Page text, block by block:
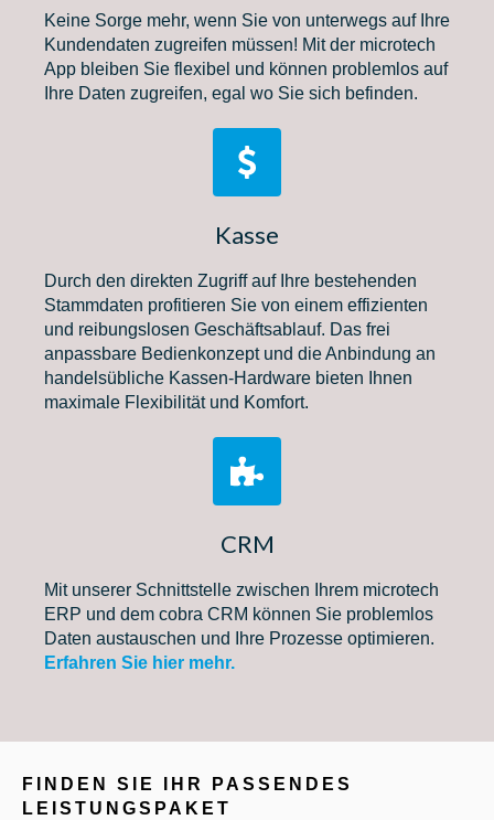
Keine Sorge mehr, wenn Sie von unterwegs auf Ihre
Kundendaten zugreifen müssen! Mit der microtech
App bleiben Sie flexibel und können problemlos auf
Ihre Daten zugreifen, egal wo Sie sich befinden.
Kasse
Durch den direkten Zugriff auf Ihre bestehenden
Stammdaten profitieren Sie von einem effizienten
und reibungslosen Geschäftsablauf. Das frei
anpassbare Bedienkonzept und die Anbindung an
handelsübliche Kassen-Hardware bieten Ihnen
maximale Flexibilität und Komfort.
CRM
Mit unserer Schnittstelle zwischen Ihrem microtech
ERP und dem cobra CRM können Sie problemlos
Daten austauschen und Ihre Prozesse optimieren.
Erfahren Sie hier mehr.
FINDEN SIE IHR PASSENDES
LEISTUNGSPAKET